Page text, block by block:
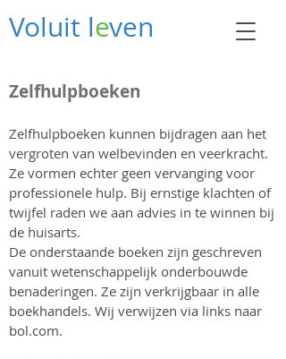
Voluit leven
Zelfhulpboeken
Zelfhulpboeken kunnen bijdragen aan het
vergroten van welbevinden en veerkracht.
Ze vormen echter geen vervanging voor
professionele hulp. Bij ernstige klachten of
twijfel raden we aan advies in te winnen bij
de huisarts.
De onderstaande boeken zijn geschreven
vanuit wetenschappelijk onderbouwde
benaderingen. Ze zijn verkrijgbaar in alle
boekhandels. Wij verwijzen via links naar
bol.com.